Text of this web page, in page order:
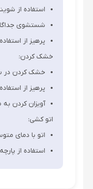
استفاده از
شستشوی
پرهیز از
خشک کردن:
خشک کردن در
پرهیز از
آویزان کردن
اتو کشی:
اتو با دمای
استفاده از